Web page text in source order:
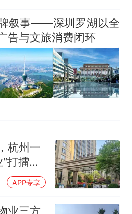
叙事——深圳罗湖以全
告与文旅消费闭环
杭州一
打擂
支持率
APP专享
业三方